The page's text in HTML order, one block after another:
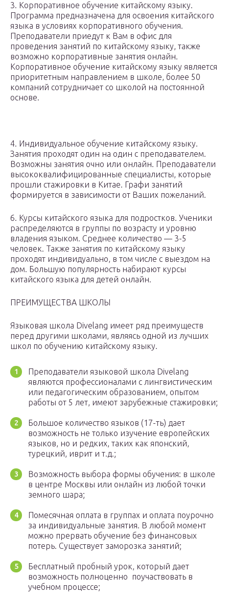
3. Корпоративное обучение китайскому языку.
Программа предназначена для освоения китайского
языка в условиях корпоративного обучения.
Преподаватели приедут к Вам в офис для
проведения занятий по китайскому языку, также
возможно корпоративные занятия онлайн.
Корпоративное обучение китайскому языку является
приоритетным направлением в школе, более 50
компаний сотрудничает со школой на постоянной
основе.
4. Индивидуальное обучение китайскому языку.
Занятия проходят один на один с преподавателем.
Возможны занятия очно или онлайн. Преподаватели
высококвалифицированные специалисты, которые
прошли стажировки в Китае. Графи занятий
формируется в зависимости от Ваших пожеланий.
6. Курсы китайского языка для подростков. Ученики
распределяются в группы по возрасту и уровню
владения языком. Среднее количество — 3-5
человек. Также занятия по китайскому языку
проходят индивидуально, в том числе с выездом на
дом. Большую популярность набирают курсы
китайского языка для детей онлайн.
ПРЕИМУЩЕСТВА ШКОЛЫ
Языковая школа Divelang имеет ряд преимуществ
перед другими школами, являясь одной из лучших
школ по обучению китайскому языку.
Преподаватели языковой школа Divelang
являются профессионалами с лингвистическим
или педагогическим образованием, опытом
работы от 5 лет, имеют зарубежные стажировки;
Большое количество языков (17-ть) дает
возможность не только изучение европейских
языков, но и редких, таких как японский,
турецкий, иврит и т.д.;
Возможность выбора формы обучения: в школе
в центре Москвы или онлайн из любой точки
земного шара;
Помесячная оплата в группах и оплата поурочно
за индивидуальные занятия. В любой момент
можно прервать обучение без финансовых
потерь. Существует заморозка занятий;
Бесплатный пробный урок, который дает
возможность полноценно поучаствовать в
учебном процессе;